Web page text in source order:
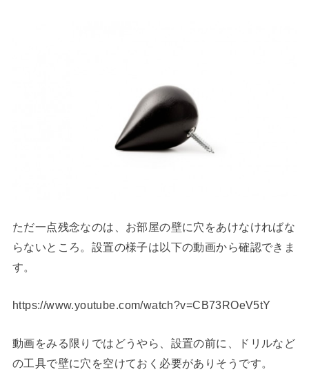
ただ一点残念なのは、お部屋の壁に穴をあけなければな
らないところ。設置の様子は以下の動画から確認できま
す。
https://www.youtube.com/watch?v=CB73ROeV5tY
動画をみる限りではどうやら、設置の前に、ドリルなど
の工具で壁に穴を空けておく必要がありそうです。